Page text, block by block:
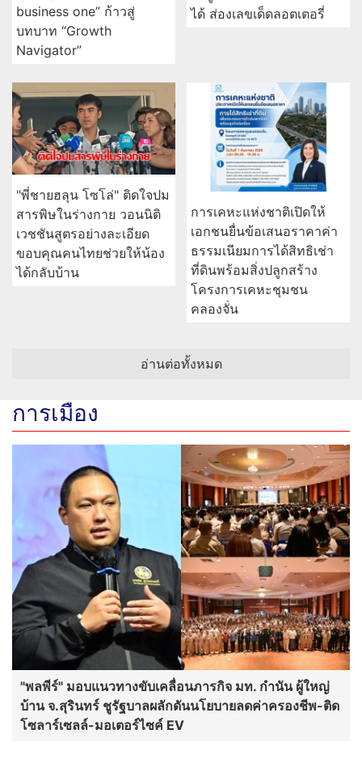
business one” ก้าวสู่
บทบาท “Growth
Navigator”
ได้ ส่องเลขเด็ดลอตเตอรี่
"พี่ชายฮลุน โซโล่" ติดใจปม
สารพิษในร่างกาย วอนนิติ
เวชชันสูตรอย่างละเอียด
ขอบคุณคนไทยช่วยให้น้อง
ได้กลับบ้าน
การเคหะแห่งชาติเปิดให้
เอกชนยื่นข้อเสนอราคาค่า
ธรรมเนียมการได้สิทธิเช่า
ที่ดินพร้อมสิ่งปลูกสร้าง
โครงการเคหะชุมชน
คลองจั่น
อ่านต่อทั้งหมด
การเมือง
"พลพีร์" มอบแนวทางขับเคลื่อนภารกิจ มท. กำนัน ผู้ใหญ่
บ้าน จ.สุรินทร์ ชูรัฐบาลผลักดันนโยบายลดค่าครองชีพ-ติด
โซลาร์เซลล์-มอเตอร์ไซค์ EV